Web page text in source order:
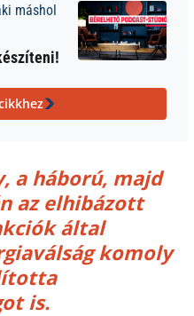
máshol
a háború, majd
az elhibázott
által
komoly
is.